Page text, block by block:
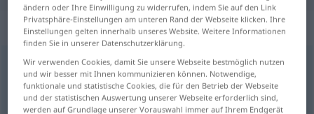
„überdreht“: als Adjektiv gebraucht
überdrehtadjt UMG FIG
Übersicht aller Übersetzungen
(Für mehr Details die Übersetzung anklicken/antippen)
ändern oder Ihre Einwilligung zu widerrufen, indem Sie auf den Link
Privatsphäre-Einstellungen am unteren Rand der Webseite klicken. Ihre
Einstellungen gelten innerhalb unseres Website. Weitere Informationen
finden Sie in unserer Datenschutzerklärung.
Wir verwenden Cookies, damit Sie unsere Webseite bestmöglich nutzen
und wir besser mit Ihnen kommunizieren können. Notwendige,
funktionale und statistische Cookies, die für den Betrieb der Webseite
und der statistischen Auswertung unserer Webseite erforderlich sind,
werden auf Grundlage unserer Vorauswahl immer auf Ihrem Endgerät